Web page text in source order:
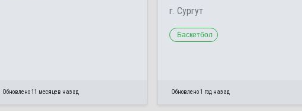
Обновлено 11 месяцев назад
г. Сургут
Баскетбол
Обновлено 1 год назад